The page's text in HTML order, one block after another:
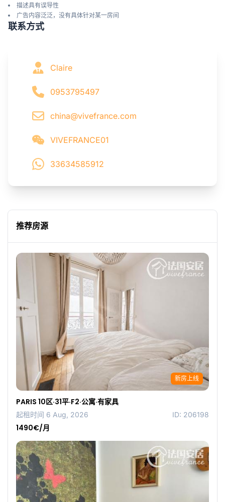
描述具有误导性
广告内容泛泛，没有具体针对某一房间
联系方式
Claire
0953795497
china@vivefrance.com
VIVEFRANCE01
33634585912
推荐房源
新房上线
PARIS 10区·31平·F2·公寓·有家具
起租时间 6 Aug, 2026 ID: 206198
1490€/月